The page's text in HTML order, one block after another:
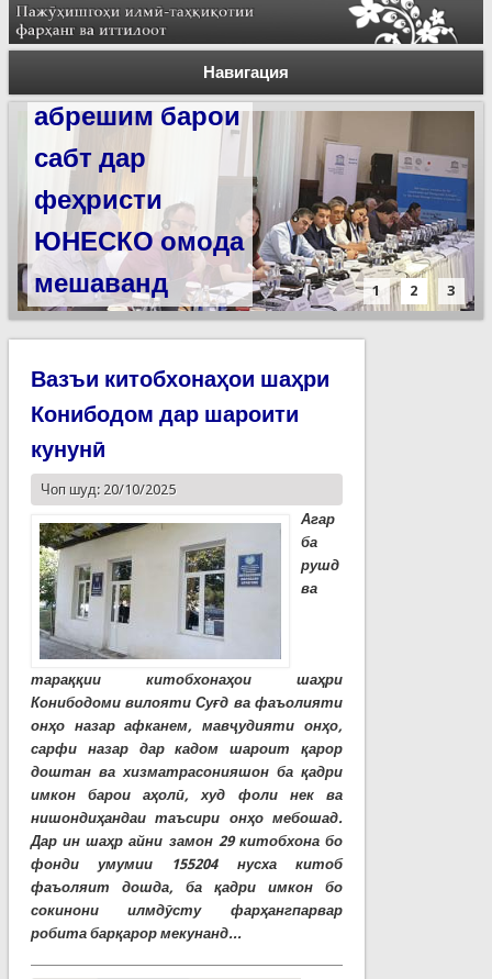
Навигация
Силсилаи
ёдгориҳои роҳи
абрешим барои
сабт дар
феҳристи
ЮНЕСКО омода
мешаванд
1 2 3
Вазъи китобхонаҳои шаҳри
Конибодом дар шароити
кунунӣ
Чоп шуд: 20/10/2025
Агар
ба
рушд
ва
тараққии китобхонаҳои шаҳри
Конибодоми вилояти Суғд ва фаъолияти
онҳо назар афканем, мавҷудияти онҳо,
сарфи назар дар кадом шароит қарор
доштан ва хизматрасонияшон ба қадри
имкон барои аҳолӣ, худ фоли нек ва
нишондиҳандаи таъсири онҳо мебошад.
Дар ин шаҳр айни замон 29 китобхона бо
фонди умумии 155204 нусха китоб
фаъоляит дошда, ба қадри имкон бо
сокинони илмдӯсту фарҳангпарвар
робита барқарор мекунанд...